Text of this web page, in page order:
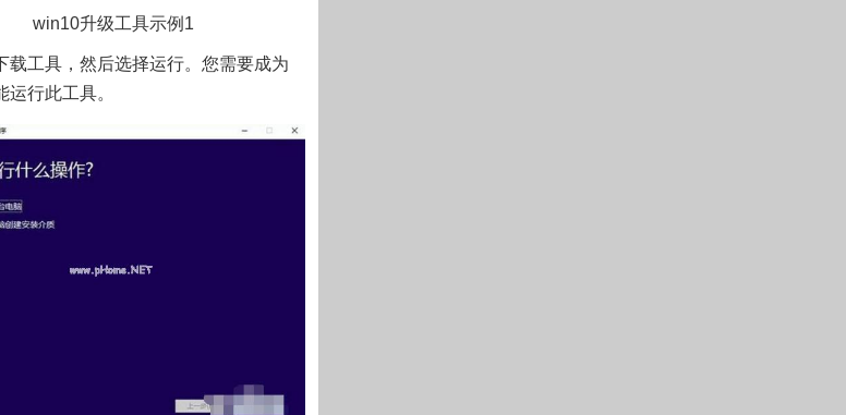
win10升级工具示例1
载工具，然后选择运行。您需要成为
运行此工具。